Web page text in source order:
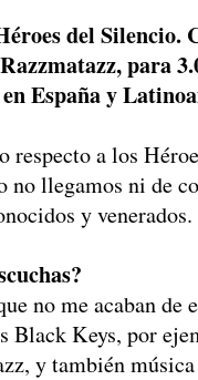
del Silencio.
para
España y
respecto a los
llegamos ni de
y venerados.
no me acaban
Black Keys, por
y también